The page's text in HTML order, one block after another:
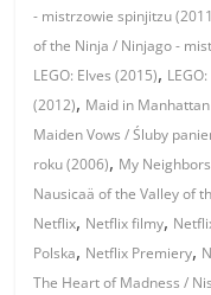
- mistrzowie spinjitzu
of the Ninja / Ninjago -
LEGO: Elves (2015),
(2012), Maid in
Maiden Vows / Śluby
roku (2006), My
Nausicaä of the Valley of
Netflix, Netflix filmy,
Polska, Netflix Premiery,
The Heart of Madness /